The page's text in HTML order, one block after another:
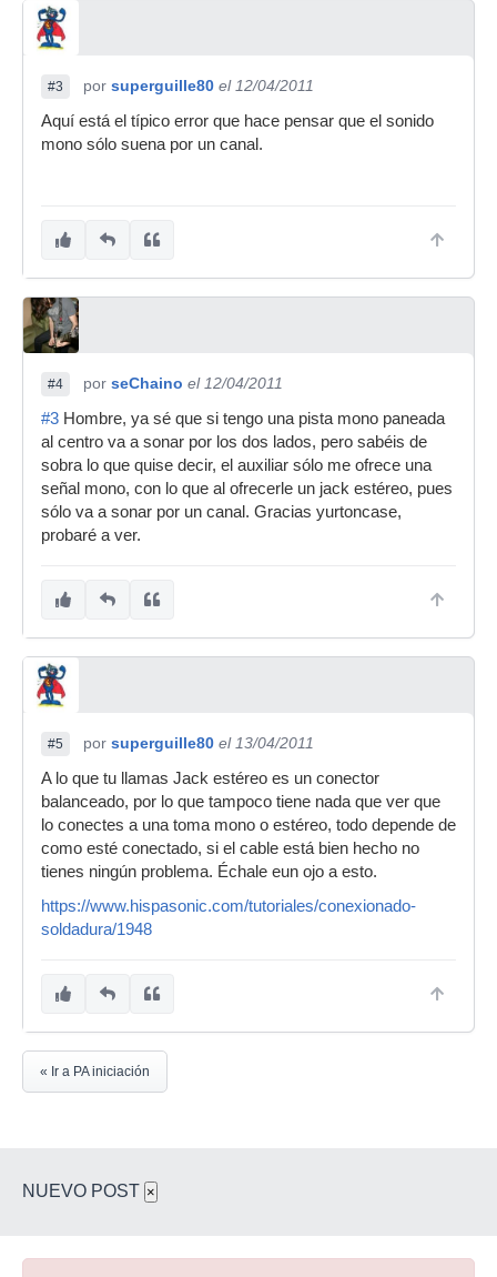
#3 por superguille80 el 12/04/2011
Aquí está el típico error que hace pensar que el sonido
mono sólo suena por un canal.
#4 por seChaino el 12/04/2011
#3 Hombre, ya sé que si tengo una pista mono paneada
al centro va a sonar por los dos lados, pero sabéis de
sobra lo que quise decir, el auxiliar sólo me ofrece una
señal mono, con lo que al ofrecerle un jack estéreo, pues
sólo va a sonar por un canal. Gracias yurtoncase,
probaré a ver.
#5 por superguille80 el 13/04/2011
A lo que tu llamas Jack estéreo es un conector
balanceado, por lo que tampoco tiene nada que ver que
lo conectes a una toma mono o estéreo, todo depende de
como esté conectado, si el cable está bien hecho no
tienes ningún problema. Échale eun ojo a esto.
https://www.hispasonic.com/tutoriales/conexionado-
soldadura/1948
« Ir a PA iniciación
NUEVO POST ×